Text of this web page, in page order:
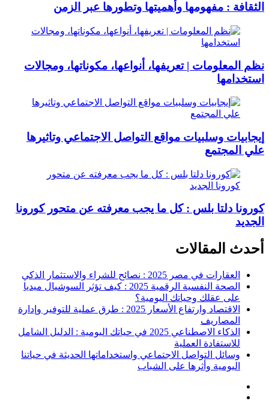
الثقافة : مفهومها وأهميتها وتطورها عبر الزمن
نظم المعلومات | تعريفها، أنواعها، مكوناتها، ومجالات
استخدامها
إيجابيات وسلبيات مواقع التواصل الاجتماعي وتاثيرها
علي المجتمع
كورونا دلتا بلس : كل ما يجب معرفته عن متحور كورونا
الجديد
أحدث المقالات
العقارات في مصر 2025 : نصائح للشراء والاستثمار الذكي
الصحة النفسية الرقمية 2025 : كيف تؤثر السوشيال ميديا
على عقلك وحياتك اليومية؟
الاقتصاد وارتفاع الأسعار 2025 : طرق عملية للتوفير وإدارة
المصاريف
الذكاء الاصطناعي 2025 في حياتك اليومية : الدليل الشامل
للاستفادة العملية
وسائل التواصل الاجتماعي واستخداماتها الحديثة في حياتنا
اليومية وأثرها على الشباب